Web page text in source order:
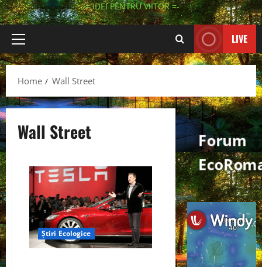
-= IDEI PENTRU VIITOR =-
Primary
Menu
LIVE
Home Wall Street
Wall Street
Știri Ecologice
Forum